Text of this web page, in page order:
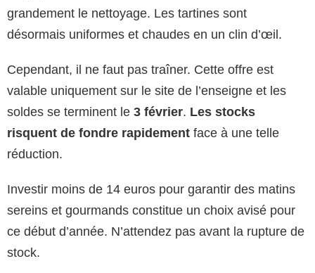
grandement le nettoyage. Les tartines sont
désormais uniformes et chaudes en un clin d’œil.
Cependant, il ne faut pas traîner. Cette offre est
valable uniquement sur le site de l’enseigne et les
soldes se terminent le 3 février. Les stocks
risquent de fondre rapidement face à une telle
réduction.
Investir moins de 14 euros pour garantir des matins
sereins et gourmands constitue un choix avisé pour
ce début d’année. N’attendez pas avant la rupture de
stock.